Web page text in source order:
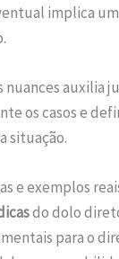
implica
nuances auxilia
os casos e
situação.
e exemplos
do dolo
para o